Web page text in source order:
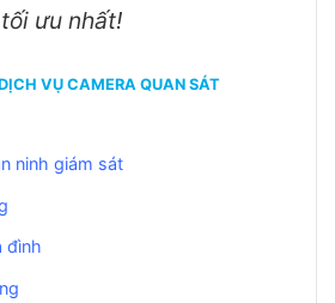
ưu nhất!
VỤ CAMERA QUAN SÁT
ninh giám sát
đình